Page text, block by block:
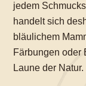
jedem
handelt sich
bläulichem
Färbungen oder
Laune der Natur.